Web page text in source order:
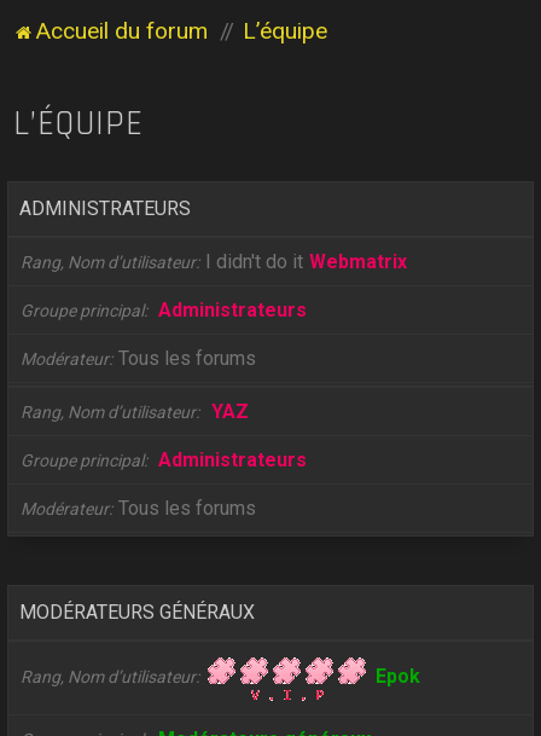
Accueil du forum L’équipe
L’ÉQUIPE
ADMINISTRATEURS
Rang, Nom d’utilisateur I didn't do it Webmatrix
Groupe principal Administrateurs
Modérateur Tous les forums
Rang, Nom d’utilisateur YAZ
Groupe principal Administrateurs
Modérateur Tous les forums
MODÉRATEURS GÉNÉRAUX
Rang, Nom d’utilisateur Epok